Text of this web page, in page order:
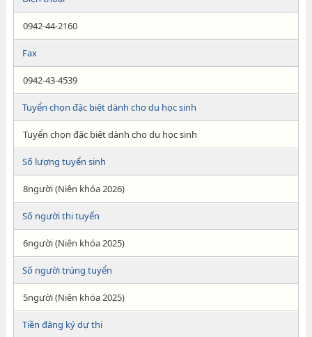
0942-44-2160
Fax
0942-43-4539
Tuyển chọn đặc biệt dành cho du học sinh
Tuyển chọn đặc biệt dành cho du học sinh
Số lượng tuyển sinh
8người (Niên khóa 2026)
Số người thi tuyển
6người (Niên khóa 2025)
Số người trúng tuyển
5người (Niên khóa 2025)
Tiền đăng ký dự thi